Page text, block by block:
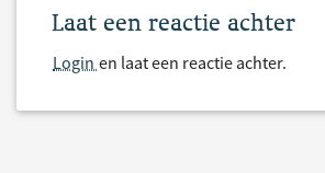
Laat een reactie achter
Login en laat een reactie achter.